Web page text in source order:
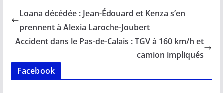
b
o
o
k
l s
A
p
e
dI
n
y
Li
n
k
g
Loana décédée : Jean-Édouard et Kenza s’en
prennent à Alexia Laroche-Joubert
Accident dans le Pas-de-Calais : TGV à 160 km/h et
camion impliqués
Facebook